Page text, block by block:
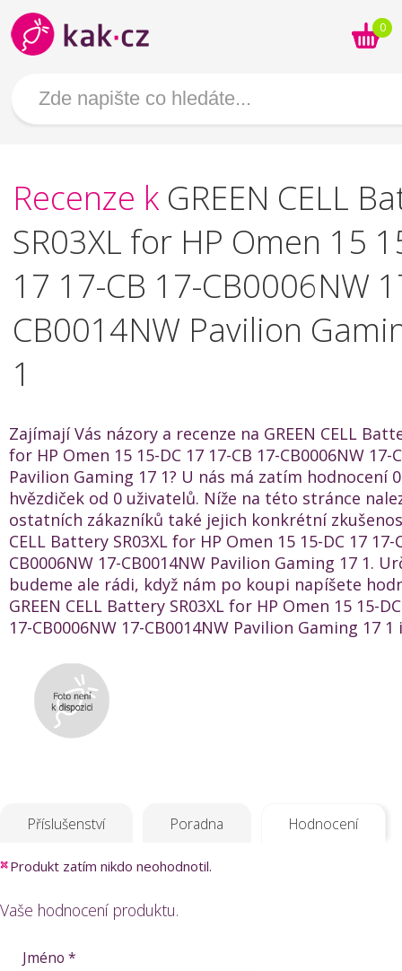
0
Recenze k GREEN CELL
SR03XL for HP Omen 15
17 17-CB 17-CB0006NW
CB0014NW Pavilion
1
Zajímají Vás názory a recenze na GREEN CELL
for HP Omen 15 15-DC 17 17-CB 17-CB0006NW 17-
Pavilion Gaming 17 1? U nás má zatím hodnocení
hvězdiček od 0 uživatelů. Níže na této stránce
ostatních zákazníků také jejich konkrétní
CELL Battery SR03XL for HP Omen 15 15-DC 17 17-
CB0006NW 17-CB0014NW Pavilion Gaming 17 1.
budeme ale rádi, když nám po koupi napíšete
GREEN CELL Battery SR03XL for HP Omen 15 15-
17-CB0006NW 17-CB0014NW Pavilion Gaming 17 1
Příslušenství Poradna Hodnocení
Produkt zatím nikdo neohodnotil.
Vaše hodnocení produktu.
Jméno *